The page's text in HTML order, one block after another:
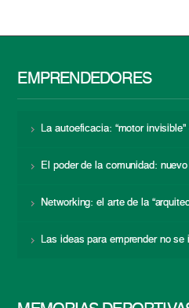
EMPRENDEDORES
La autoeficacia: “motor
El poder de la comunidad:
Networking: el arte de la
Las ideas para emprender no